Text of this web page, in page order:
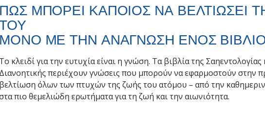
Τι Λένε οι Σαηεντολόγοι για τη
Συναντήστε έναν Σαηεντολόγο
Μέσα σε μια Εκκλησία
Οι Βασικές Αρχές της Σαηεντολογίας
Μια Εισαγωγή στη Διανοητική
Η
ΠΩΣ ΜΠΟΡΕΙ ΚΑΠΟΙΟΣ ΝΑ ΒΕΛΤΙΩΣΕΙ
ΜΟΝΟ ΜΕ ΤΗΝ ΑΝΑΓΝΩΣΗ ΕΝΟΣ
Το κλειδί για την ευτυχία είναι η γνώση. Τα βιβλία της Σαηεντολογίας
Διανοητικής περιέχουν γνώσεις που μπορούν να εφαρμοστούν στην
βελτίωση όλων των πτυχών της ζωής του ατόμου – από την
πιο θεμελιώδη ερωτήματα για τη ζωή και την αιωνιότητα.